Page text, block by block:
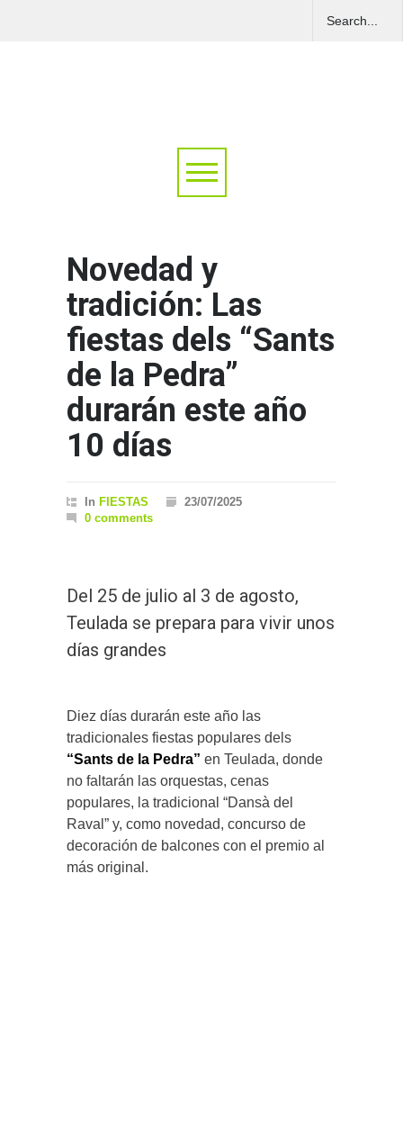
Novedad y
tradición: Las
fiestas dels “Sants
de la Pedra”
durarán este año
10 días
In FIESTAS
23/07/2025
0 comments
Del 25 de julio al 3 de agosto,
Teulada se prepara para vivir unos
días grandes
Diez días durarán este año las
tradicionales fiestas populares dels
“Sants de la Pedra” en Teulada, donde
no faltarán las orquestas, cenas
populares, la tradicional “Dansà del
Raval” y, como novedad, concurso de
decoración de balcones con el premio al
más original.